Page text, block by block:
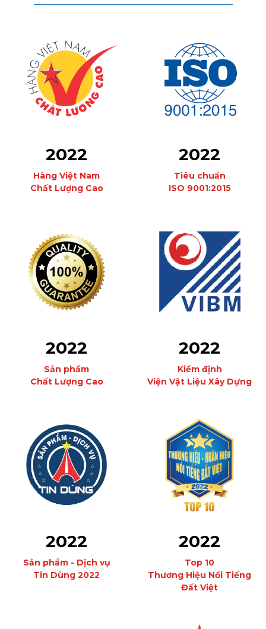
2022
Hàng Việt Nam
Chất Lượng Cao
2022
Tiêu chuẩn
ISO 9001:2015
2022
Sản phẩm
Chất Lượng Cao
2022
Kiểm định
Viện Vật Liệu Xây Dựng
2022
Sản phẩm - Dịch vụ
Tin Dùng 2022
2022
Top 10
Thương Hiệu Nổi Tiếng
Đất Việt